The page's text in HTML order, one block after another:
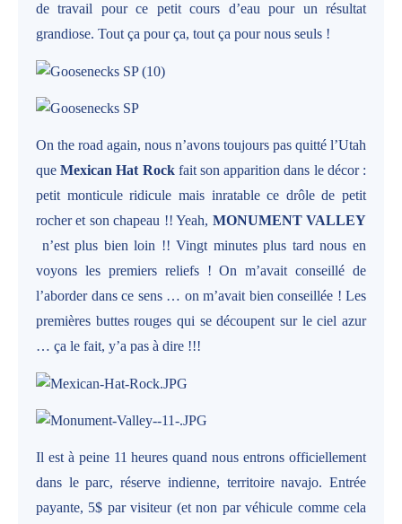
de travail pour ce petit cours d’eau pour un résultat
grandiose. Tout ça pour ça, tout ça pour nous seuls !
On the road again, nous n’avons toujours pas quitté l’Utah
queMexican Hat Rockfait son apparition dans le décor :
petit monticule ridicule mais inratable ce drôle de petit
rocher et son chapeau !! Yeah, MONUMENT VALLEY
n’est plus bien loin !! Vingt minutes plus tard nous en
voyons les premiers reliefs ! On m’avait conseillé de
l’aborder dans ce sens … on m’avait bien conseillée ! Les
premières buttes rouges qui se découpent sur le ciel azur
… ça le fait, y’a pas à dire !!!
Il est à peine 11 heures quand nous entrons officiellement
dans le parc, réserve indienne, territoire navajo. Entrée
payante, 5$ par visiteur (et non par véhicule comme cela